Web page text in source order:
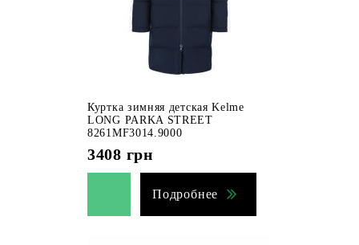
Куртка зимняя детская Kelme
LONG PARKA STREET
8261MF3014.9000
3408 грн
Подробнее